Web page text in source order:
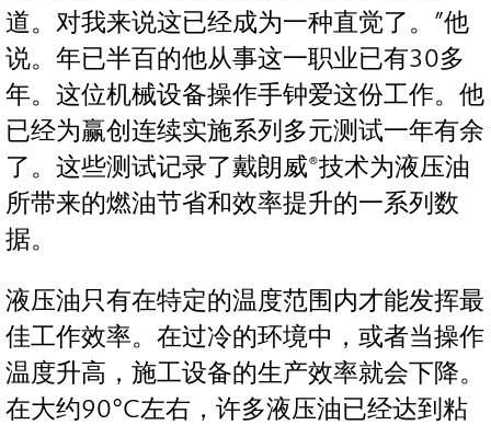
道。对我来说这已经成为一种直觉了。”他
说。年已半百的他从事这一职业已有30多
年。这位机械设备操作手钟爱这份工作。他
已经为赢创连续实施系列多元测试一年有余
了。这些测试记录了戴朗威®技术为液压油
所带来的燃油节省和效率提升的一系列数
据。
液压油只有在特定的温度范围内才能发挥最
佳工作效率。在过冷的环境中，或者当操作
温度升高，施工设备的生产效率就会下降。
在大约90°C左右，许多液压油已经达到粘